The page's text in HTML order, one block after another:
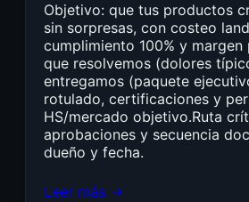
Objetivo: que tus productos
sin sorpresas, con costeo
cumplimiento 100% y
que resolvemos (dolores
entregamos (paquete
rotulado, certificaciones y
HS/mercado objetivo.Ruta
aprobaciones y secuencia
dueño y fecha.
Leer más →